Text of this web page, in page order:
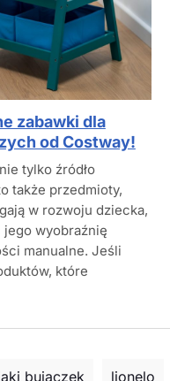
zabawki dla
od Costway!
tylko źródło
także przedmioty,
w rozwoju dziecka,
jego wyobraźnię
manualne. Jeśli
które
bujaczek lionelo